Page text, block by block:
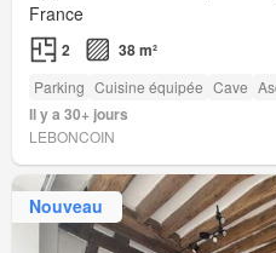
France
2 38 m²
Parking Cuisine équipée Cave
Il y a 30+ jours
LEBONCOIN
Nouveau